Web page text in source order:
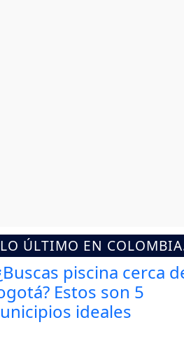
LO ÚLTIMO EN